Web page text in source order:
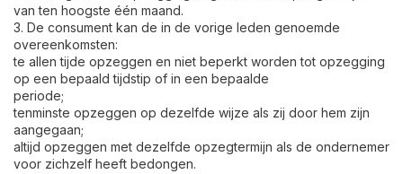
van ten hoogste één maand.
3. De consument kan de in de vorige leden genoemde
overeenkomsten:
te allen tijde opzeggen en niet beperkt worden tot opzegging
op een bepaald tijdstip of in een bepaalde
periode;
tenminste opzeggen op dezelfde wijze als zij door hem zijn
aangegaan;
altijd opzeggen met dezelfde opzegtermijn als de ondernemer
voor zichzelf heeft bedongen.